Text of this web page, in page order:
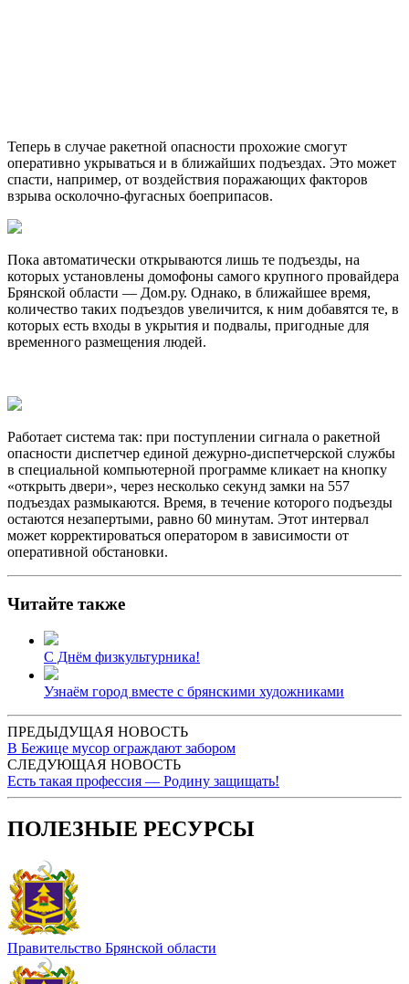
Теперь в случае ракетной опасности прохожие смогут
оперативно укрываться и в ближайших подъездах. Это может
спасти, например, от воздействия поражающих факторов
взрыва осколочно-фугасных боеприпасов.
Пока автоматически открываются лишь те подъезды, на
которых установлены домофоны самого крупного провайдера
Брянской области — Дом.ру. Однако, в ближайшее время,
количество таких подъездов увеличится, к ним добавятся те, в
которых есть входы в укрытия и подвалы, пригодные для
временного размещения людей.
Работает система так: при поступлении сигнала о ракетной
опасности диспетчер единой дежурно-диспетчерской службы
в специальной компьютерной программе кликает на кнопку
«открыть двери», через несколько секунд замки на 557
подъездах размыкаются. Время, в течение которого подъезды
остаются незапертыми, равно 60 минутам. Этот интервал
может корректироваться оператором в зависимости от
оперативной обстановки.
Читайте также
С Днём физкультурника!
Узнаём город вместе с брянскими художниками
ПРЕДЫДУЩАЯ НОВОСТЬ
В Бежице мусор ограждают забором
СЛЕДУЮЩАЯ НОВОСТЬ
Есть такая профессия — Родину защищать!
ПОЛЕЗНЫЕ РЕСУРСЫ
Правительство Брянской области